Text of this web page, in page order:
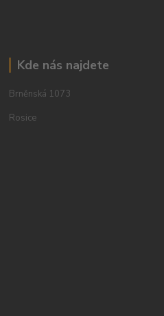
Kde nás najdete
Brněnská 1073
Rosice